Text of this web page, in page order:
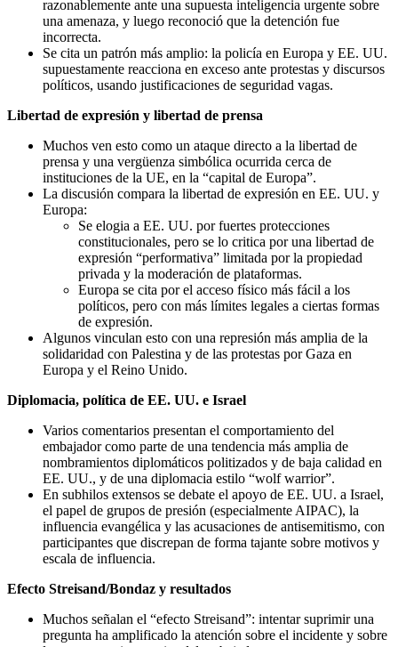
razonablemente ante una supuesta inteligencia urgente sobre
una amenaza, y luego reconoció que la detención fue
incorrecta.
Se cita un patrón más amplio: la policía en Europa y EE. UU.
supuestamente reacciona en exceso ante protestas y discursos
políticos, usando justificaciones de seguridad vagas.
Libertad de expresión y libertad de prensa
Muchos ven esto como un ataque directo a la libertad de
prensa y una vergüenza simbólica ocurrida cerca de
instituciones de la UE, en la “capital de Europa”.
La discusión compara la libertad de expresión en EE. UU. y
Europa:
Se elogia a EE. UU. por fuertes protecciones
constitucionales, pero se lo critica por una libertad de
expresión “performativa” limitada por la propiedad
privada y la moderación de plataformas.
Europa se cita por el acceso físico más fácil a los
políticos, pero con más límites legales a ciertas formas
de expresión.
Algunos vinculan esto con una represión más amplia de la
solidaridad con Palestina y de las protestas por Gaza en
Europa y el Reino Unido.
Diplomacia, política de EE. UU. e Israel
Varios comentarios presentan el comportamiento del
embajador como parte de una tendencia más amplia de
nombramientos diplomáticos politizados y de baja calidad en
EE. UU., y de una diplomacia estilo “wolf warrior”.
En subhilos extensos se debate el apoyo de EE. UU. a Israel,
el papel de grupos de presión (especialmente AIPAC), la
influencia evangélica y las acusaciones de antisemitismo, con
participantes que discrepan de forma tajante sobre motivos y
escala de influencia.
Efecto Streisand/Bondaz y resultados
Muchos señalan el “efecto Streisand”: intentar suprimir una
pregunta ha amplificado la atención sobre el incidente y sobre